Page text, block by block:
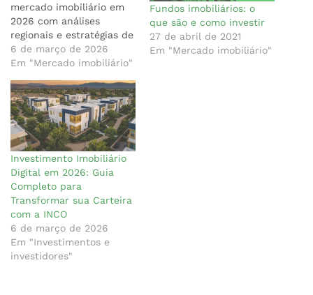
mercado imobiliário em
2026 com análises
regionais e estratégias de
investimento.
6 de março de 2026
Em "Mercado imobiliário"
Fundos imobiliários: o
que são e como investir
27 de abril de 2021
Em "Mercado imobiliário"
Investimento Imobiliário
Digital em 2026: Guia
Completo para
Transformar sua Carteira
com a INCO
6 de março de 2026
Em "Investimentos e
investidores"